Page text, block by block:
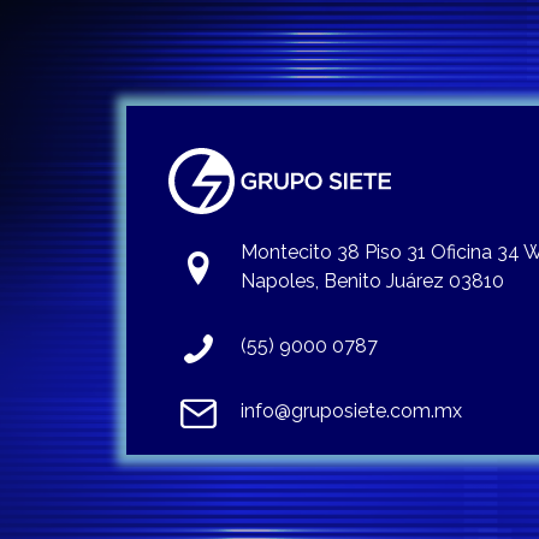
Montecito 38 Piso 31 Oficina 34
Napoles, Benito Juárez 03810
(55) 9000 0787
info@gruposiete.com.mx